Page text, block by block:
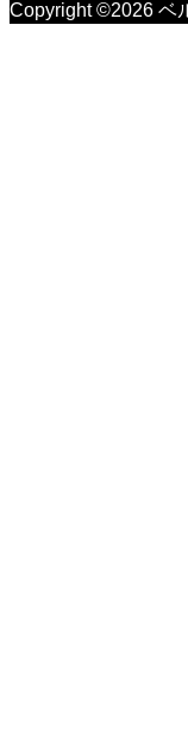
Copyright ©2026 ベ